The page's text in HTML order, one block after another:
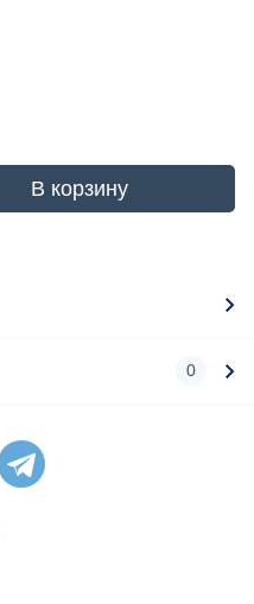
В корзину
0